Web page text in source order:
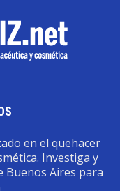
en el quehacer
Investiga y
Buenos Aires para